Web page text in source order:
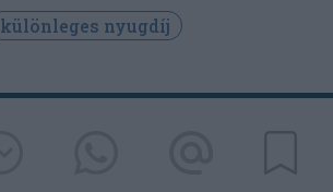
különleges nyugdíj